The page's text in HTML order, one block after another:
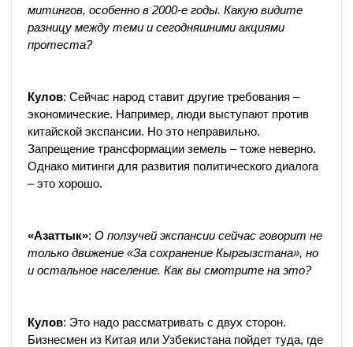
митингов, особенно в 2000-е годы. Какую видите
разницу между теми и сегодняшними акциями
протеста?
Кулов: Сейчас народ ставит другие требования –
экономические. Например, люди выступают против
китайской экспансии. Но это неправильно.
Запрещение трансформации земель – тоже неверно.
Однако митинги для развития политического диалога
– это хорошо.
«Азаттык»: О ползучей экспансии сейчас говорит не
только движение «За сохранение Кыргызстана», но
и остальное население. Как вы смотрите на это?
Кулов: Это надо рассматривать с двух сторон.
Бизнесмен из Китая или Узбекистана пойдет туда, где